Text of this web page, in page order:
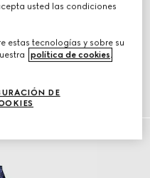
más
usted las condiciones
estas tecnologías y sobre su
política de cookies
DE